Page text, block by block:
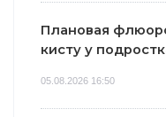
Плановая
кисту у
05.08.2026 16:50